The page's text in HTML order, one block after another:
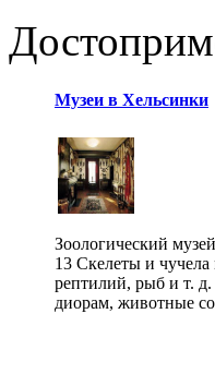
Музеи в Хельсинки
Зоологический
13 Скелеты и
рептилий, рыб и т.
диорам, животные